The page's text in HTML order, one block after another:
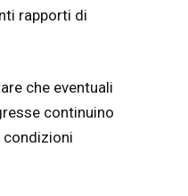
rapporti di
che eventuali
continuino
condizioni